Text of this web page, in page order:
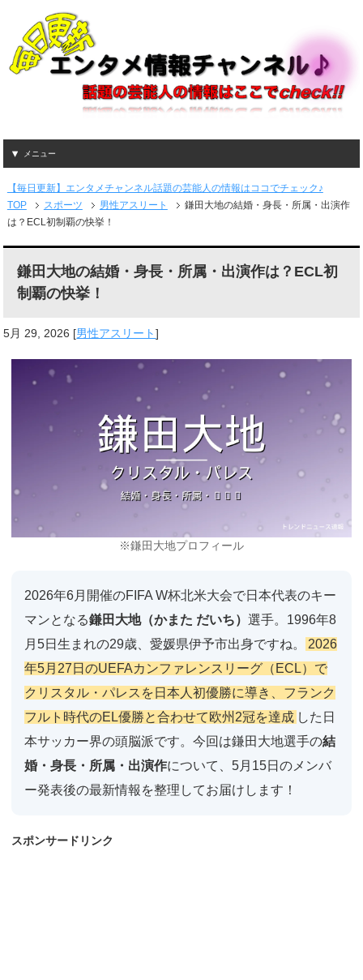
メニュー
【毎日更新】エンタメチャンネル話題の芸能人の情報はココでチェック♪
TOP
スポーツ 男性アスリート
鎌田大地の結婚・身長・所属・出演作
は？ECL初制覇の快挙！
鎌田大地の結婚・身長・所属・出演作は？ECL初
制覇の快挙！
5月 29, 2026 [男性アスリート]
※鎌田大地プロフィール
2026年6月開催のFIFA W杯北米大会で日本代表のキー
マンとなる鎌田大地（かまた だいち）選手。1996年8
月5日生まれの29歳、愛媛県伊予市出身ですね。
2026
年5月27日のUEFAカンファレンスリーグ（ECL）で
クリスタル・パレスを日本人初優勝に導き、フランク
フルト時代のEL優勝と合わせて欧州2冠を達成 した日
本サッカー界の頭脳派です。今回は鎌田大地選手の結
婚・身長・所属・出演作について、5月15日のメンバ
ー発表後の最新情報を整理してお届けします！
スポンサードリンク